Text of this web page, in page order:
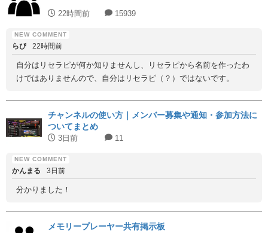
22時間前 15939
らぴ 22時間前
自分はリセラピが何か知りませんし、リセラピから名前を作ったわ
けではありませんので、自分はリセラピ（？）ではないです。
チャンネルの使い方｜メンバー募集や通知・参加方法に
ついてまとめ
3日前 11
かんまる 3日前
分かりました！
メモリープレーヤー共有掲示板